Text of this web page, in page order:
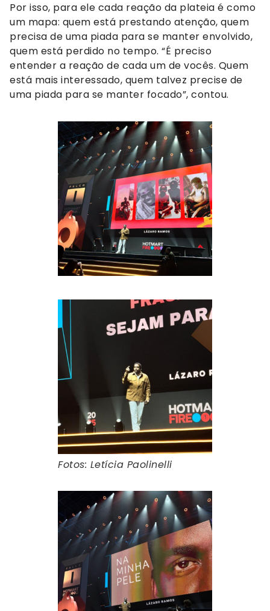
Por isso, para ele cada reação da plateia é como
um mapa: quem está prestando atenção, quem
precisa de uma piada para se manter envolvido,
quem está perdido no tempo. “É preciso
entender a reação de cada um de vocês. Quem
está mais interessado, quem talvez precise de
uma piada para se manter focado”, contou.
Fotos: Letícia Paolinelli